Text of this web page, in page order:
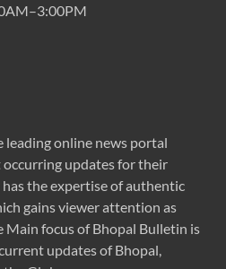
leading online news portal
updates for their
the expertise of authentic
gains viewer attention as
Main focus of Bhopal Bulletin is
updates of Bhopal,